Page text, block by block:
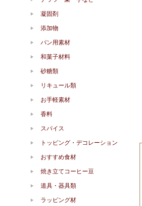
凝固剤
添加物
パン用素材
和菓子材料
砂糖類
リキュール類
お手軽素材
香料
スパイス
トッピング・デコレーション
おすすめ食材
焼き立てコーヒー豆
道具・器具類
ラッピング材